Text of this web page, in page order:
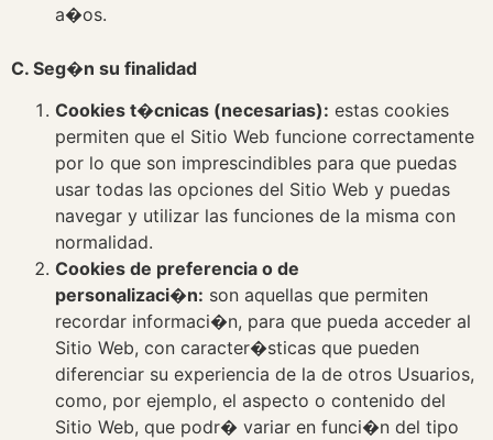
a�os.
C. Seg�n su finalidad
Cookies t�cnicas (necesarias): estas cookies
permiten que el Sitio Web funcione correctamente
por lo que son imprescindibles para que puedas
usar todas las opciones del Sitio Web y puedas
navegar y utilizar las funciones de la misma con
normalidad.
Cookies de preferencia o de
personalizaci�n: son aquellas que permiten
recordar informaci�n, para que pueda acceder al
Sitio Web, con caracter�sticas que pueden
diferenciar su experiencia de la de otros Usuarios,
como, por ejemplo, el aspecto o contenido del
Sitio Web, que podr� variar en funci�n del tipo